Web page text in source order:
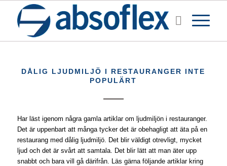
DÅLIG LJUDMILJÖ I RESTAURANGER INTE
POPULÄRT
Har läst igenom några gamla artiklar om ljudmiljön i restauranger.
Det är uppenbart att många tycker det är obehagligt att äta på en
restaurang med dålig ljudmiljö. Det blir väldigt otrevligt, mycket
ljud och det är svårt att samtala. Det blir lätt att man äter upp
snabbt och bara vill gå därifrån. Läs gärna följande artiklar kring